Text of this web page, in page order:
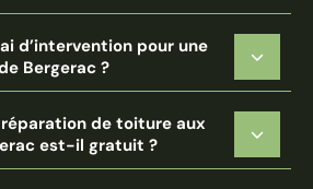
d’intervention pour une
Bergerac ?
de toiture aux
est-il gratuit ?